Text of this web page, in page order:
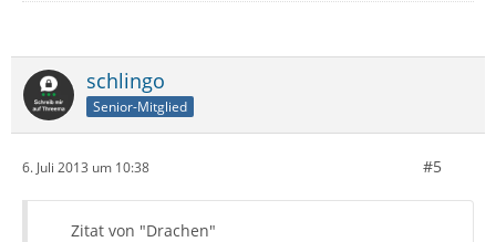
schlingo
Senior-Mitglied
6. Juli 2013 um 10:38 #5
Zitat von "Drachen"